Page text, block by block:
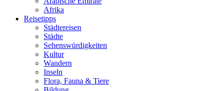
Afrika
Reisetipps
Städtereisen
Städte
Sehenswürdigkeiten
Kultur
Wandern
Inseln
Flora, Fauna & Tiere